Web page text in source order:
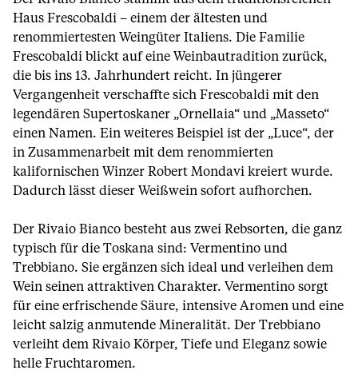
Haus Frescobaldi – einem der ältesten und
renommiertesten Weingüter Italiens. Die Familie
Frescobaldi blickt auf eine Weinbautradition zurück,
die bis ins 13. Jahrhundert reicht. In jüngerer
Vergangenheit verschaffte sich Frescobaldi mit den
legendären Supertoskaner „Ornellaia“ und „Masseto“
einen Namen. Ein weiteres Beispiel ist der „Luce“, der
in Zusammenarbeit mit dem renommierten
kalifornischen Winzer Robert Mondavi kreiert wurde.
Dadurch lässt dieser Weißwein sofort aufhorchen.
Der Rivaio Bianco besteht aus zwei Rebsorten, die ganz
typisch für die Toskana sind: Vermentino und
Trebbiano. Sie ergänzen sich ideal und verleihen dem
Wein seinen attraktiven Charakter. Vermentino sorgt
für eine erfrischende Säure, intensive Aromen und eine
leicht salzig anmutende Mineralität. Der Trebbiano
verleiht dem Rivaio Körper, Tiefe und Eleganz sowie
helle Fruchtaromen.